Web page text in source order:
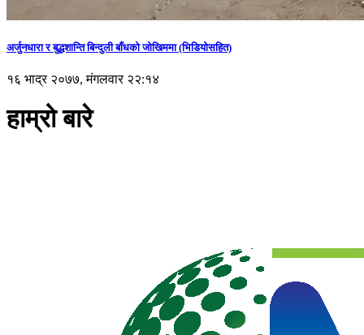
अर्जुनधारा र बुद्धशान्ति बिन्दुली बाँधको जोखिममा (भिडियाेसहित)
१६ भाद्र २०७७, मंगलवार २२:१४
हाम्रो बारे